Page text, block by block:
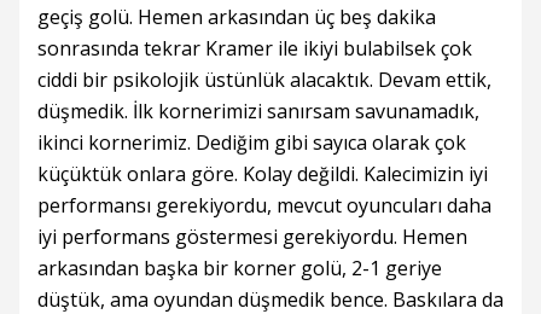
geçiş golü. Hemen arkasından üç beş dakika
sonrasında tekrar Kramer ile ikiyi bulabilsek çok
ciddi bir psikolojik üstünlük alacaktık. Devam ettik,
düşmedik. İlk kornerimizi sanırsam savunamadık,
ikinci kornerimiz. Dediğim gibi sayıca olarak çok
küçüktük onlara göre. Kolay değildi. Kalecimizin iyi
performansı gerekiyordu, mevcut oyuncuları daha
iyi performans göstermesi gerekiyordu. Hemen
arkasından başka bir korner golü, 2-1 geriye
düştük, ama oyundan düşmedik bence. Baskılara da